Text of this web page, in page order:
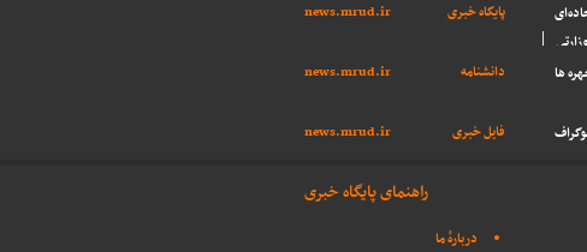
پایگاه خبری news.mrud.ir
وزارتی
دانشنامه
news.mrud.ir ها
فایل خبری news.mrud.ir
راهنمای پایگاه خبری
دربارهٔ ما